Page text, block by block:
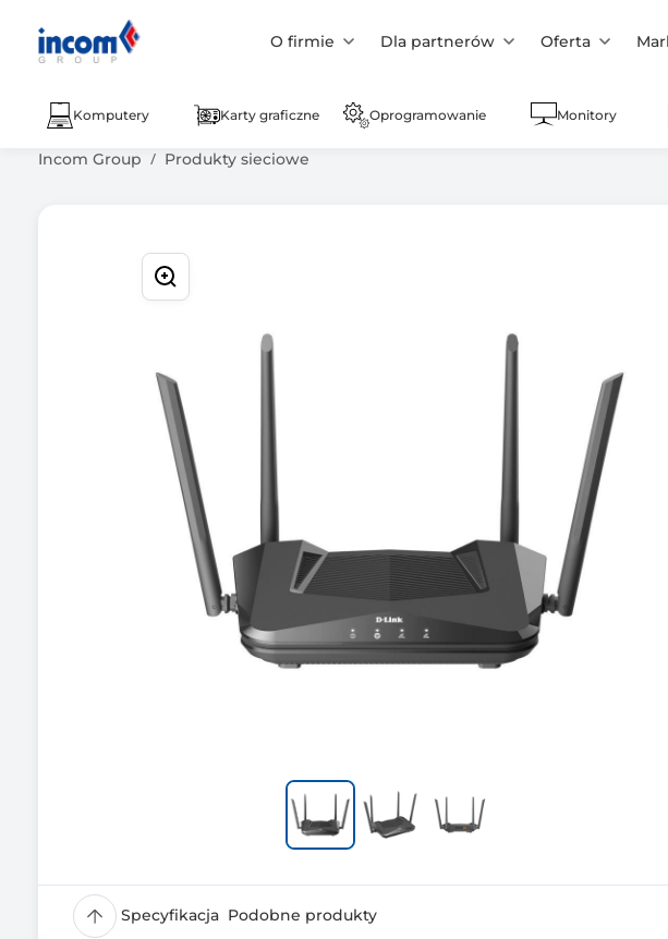
O firmie Dla partnerów Oferta
Komputery Karty graficzne Oprogramowanie Monitory
Incom Group Produkty sieciowe
Specyfikacja Podobne produkty